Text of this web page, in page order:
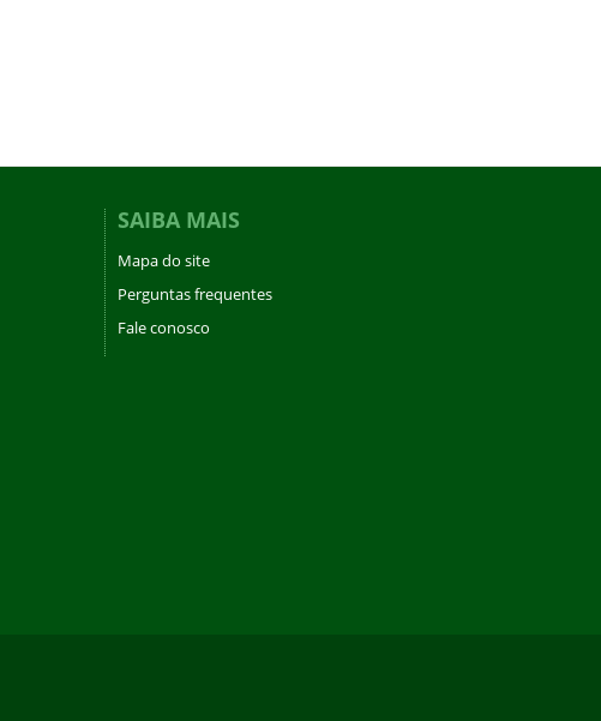
SAIBA MAIS
Mapa do site
Perguntas frequentes
Fale conosco